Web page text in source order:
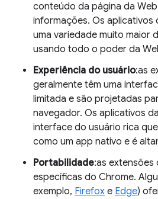
conteúdo da página da
informações. Os aplicativos
uma variedade muito maior
usando todo o poder da
Experiência do usuário:as
geralmente têm uma
limitada e são projetadas
navegador. Os aplicativos
interface do usuário rica
como um app nativo e é
Portabilidade:as extensões
específicas do Chrome.
exemplo, Firefox e Edge)